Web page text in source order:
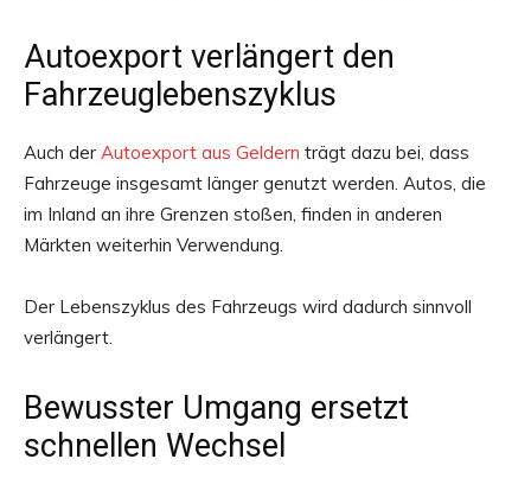
Autoexport verlängert den
Fahrzeuglebenszyklus
Auch der Autoexport aus Geldern trägt dazu bei, dass
Fahrzeuge insgesamt länger genutzt werden. Autos, die
im Inland an ihre Grenzen stoßen, finden in anderen
Märkten weiterhin Verwendung.
Der Lebenszyklus des Fahrzeugs wird dadurch sinnvoll
verlängert.
Bewusster Umgang ersetzt
schnellen Wechsel